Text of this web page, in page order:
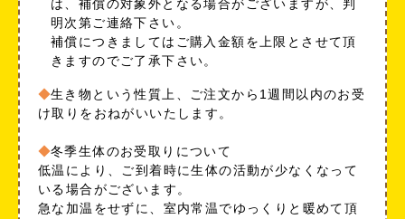
は、補償の対象外となる場合がございますが、判
明次第ご連絡下さい。
補償につきましてはご購入金額を上限とさせて頂
きますのでご了承下さい。
生き物という性質上、ご注文から1週間以内のお受
け取りをおねがいいたします。
冬季生体のお受取りについて
低温により、ご到着時に生体の活動が少なくなって
いる場合がございます。
急な加温をせずに、室内常温でゆっくりと暖めて頂